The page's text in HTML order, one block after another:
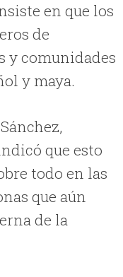
en que los
de
y comunidades
y maya.
que esto
todo en las
que aún
de la